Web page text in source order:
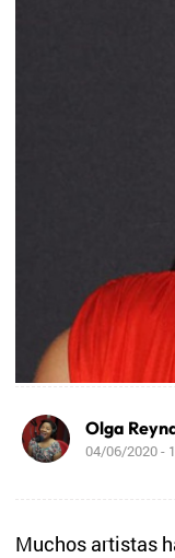
Olga
04/06/2020 -
Muchos artistas